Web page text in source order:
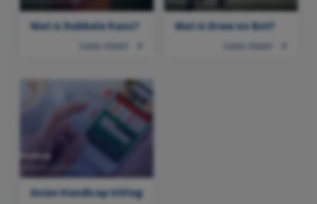
Wat is Dubbele Kans?
Lees meer
Wat is Draw no Bet?
Lees meer
Asian Handicap Uitleg